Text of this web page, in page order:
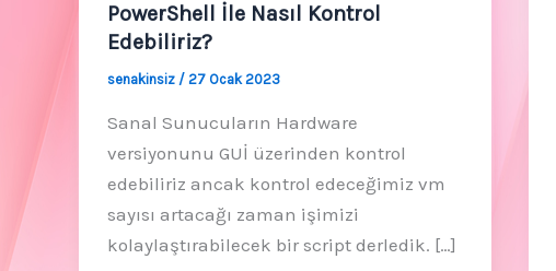
PowerShell İle Nasıl Kontrol
Edebiliriz?
senakinsiz / 27 Ocak 2023
Sanal Sunucuların Hardware
versiyonunu GUİ üzerinden kontrol
edebiliriz ancak kontrol edeceğimiz vm
sayısı artacağı zaman işimizi
kolaylaştırabilecek bir script derledik. […]